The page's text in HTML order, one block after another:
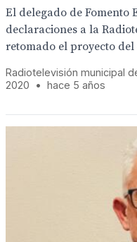
El delegado de Fomento
declaraciones a la
retomado el proyecto del
Radiotelevisión municipal
2020
• hace 5 años